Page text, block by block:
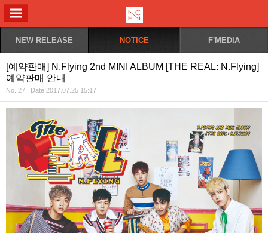
NEW RELEASE NOTICE F'MEDIA
[예약판매] N.Flying 2nd MINI ALBUM [THE REAL: N.Flying]
예약판매 안내
No. 27 | Date 2017.07.25 15:17